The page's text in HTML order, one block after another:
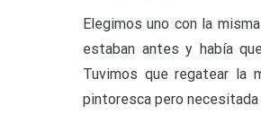
Elegimos uno con la
estaban antes y había
Tuvimos que regatear la
pintoresca pero necesitada